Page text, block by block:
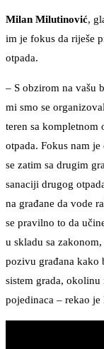
Milan Milutinović,
im je fokus da riješe
otpada.
– S obzirom na vašu
mi smo se
teren sa
otpada. Fokus nam
se zatim sa drugim
sanaciji drugog
na građane da vode
se pravilno to da
u skladu sa
pozivu građana
sistem grada, okolinu
pojedinaca – rekao